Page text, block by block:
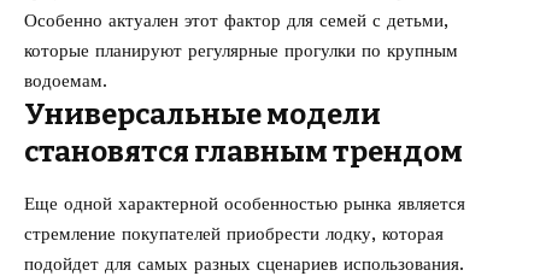
Особенно актуален этот фактор для семей с детьми,
которые планируют регулярные прогулки по крупным
водоемам.
Универсальные модели
становятся главным трендом
Еще одной характерной особенностью рынка является
стремление покупателей приобрести лодку, которая
подойдет для самых разных сценариев использования.